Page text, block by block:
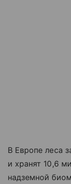
В Европе леса
и хранят 10,6
надземной